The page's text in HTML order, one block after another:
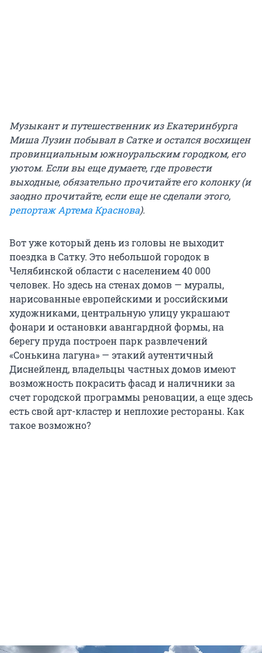
Музыкант и путешественник из Екатеринбурга
Миша Лузин побывал в Сатке и остался восхищен
провинциальным южноуральским городком, его
уютом. Если вы еще думаете, где провести
выходные, обязательно прочитайте его колонку (и
заодно прочитайте, если еще не сделали этого,
репортаж Артема Краснова).
Вот уже который день из головы не выходит
поездка в Сатку. Это небольшой городок в
Челябинской области с населением 40 000
человек. Но здесь на стенах домов — муралы,
нарисованные европейскими и российскими
художниками, центральную улицу украшают
фонари и остановки авангардной формы, на
берегу пруда построен парк развлечений
«Сонькина лагуна» — этакий аутентичный
Диснейленд, владельцы частных домов имеют
возможность покрасить фасад и наличники за
счет городской программы реновации, а еще здесь
есть свой арт-кластер и неплохие рестораны. Как
такое возможно?